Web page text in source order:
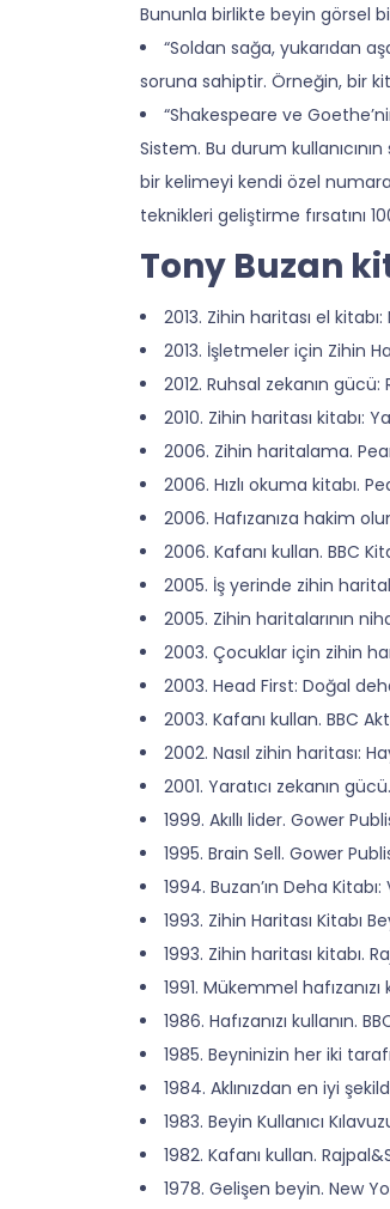
Bununla birlikte beyin görsel
“Soldan sağa, yukarıdan
soruna sahiptir. Örneğin, bir
“Shakespeare ve
Sistem. Bu durum
bir kelimeyi kendi özel
teknikleri geliştirme fırsatını
Tony Buzan
2013. Zihin haritası el
2013. İşletmeler için Zihin
2012. Ruhsal zekanın
2010. Zihin haritası kitabı:
2006. Zihin haritalama.
2006. Hızlı okuma kitabı.
2006. Hafızanıza hakim
2006. Kafanı kullan. BBC
2005. İş yerinde zihin
2005. Zihin haritalarının
2003. Çocuklar için zihin
2003. Head First: Doğal
2003. Kafanı kullan. BBC
2002. Nasıl zihin haritası:
2001. Yaratıcı zekanın
1999. Akıllı lider. Gower
1995. Brain Sell. Gower
1994. Buzan’ın Deha
1993. Zihin Haritası Kitabı
1993. Zihin haritası kitabı.
1991. Mükemmel
1986. Hafızanızı kullanın.
1985. Beyninizin her iki
1984. Aklınızdan en iyi
1983. Beyin Kullanıcı
1982. Kafanı kullan.
1978. Gelişen beyin. New